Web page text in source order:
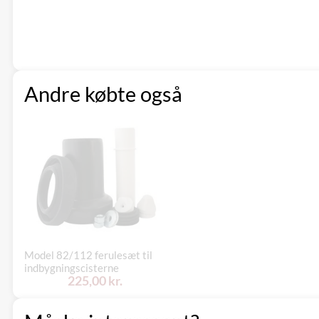
Andre købte også
Model 82/112 ferulesæt til
indbygningscisterne
225,00 kr.